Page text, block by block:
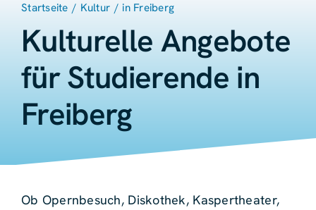
Startseite Kultur in Freiberg
Kulturelle Angebote
für Studierende in
Freiberg
Ob Opernbesuch, Diskothek, Kaspertheater,